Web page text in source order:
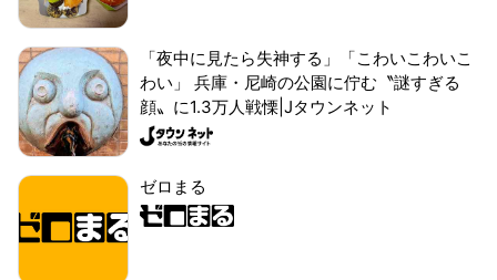
「夜中に見たら失神する」「こわいこわいこ
わい」 兵庫・尼崎の公園に佇む〝謎すぎる
顔〟に1.3万人戦慄|Jタウンネット
ゼロまる